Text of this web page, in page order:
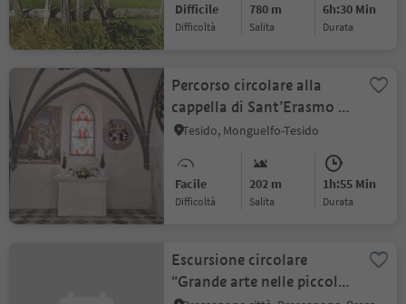
Difficile
Difficoltà
780 m
Salita
6h:30 Min
durata
Percorso circolare alla
cappella di Sant’Erasmo a
Tesido
Tesido, Monguelfo-Tesido
Facile
Difficoltà
202 m
Salita
1h:55 Min
durata
Escursione circolare
“Grande arte nelle piccole